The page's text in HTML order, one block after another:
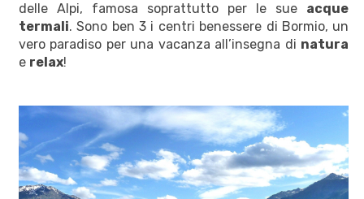
delle Alpi, famosa soprattutto per le sue acque
termali. Sono ben 3 i centri benessere di Bormio, un
vero paradiso per una vacanza all’insegna di natura
e relax!